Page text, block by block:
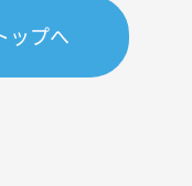
ップへ